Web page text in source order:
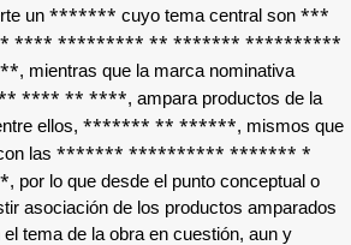
un ******* cuyo tema central son ***
**** ********* ** ******* **********
, mientras que la marca nominativa
**** ** ****, ampara productos de la
ellos, ******* ** ******, mismos que
las ******* ********** ******* *
, por lo que desde el punto conceptual o
asociación de los productos amparados
tema de la obra en cuestión, aun y